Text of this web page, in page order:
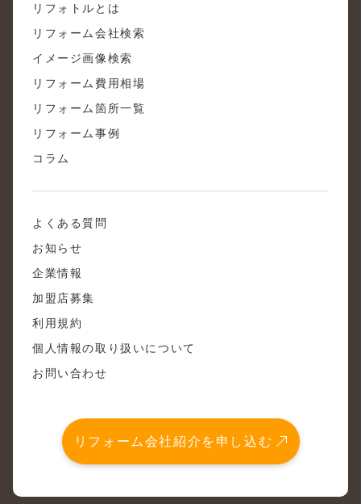
リフォトルとは
リフォーム会社検索
イメージ画像検索
リフォーム費用相場
リフォーム箇所一覧
リフォーム事例
コラム
よくある質問
お知らせ
企業情報
加盟店募集
利用規約
個人情報の取り扱いについて
お問い合わせ
リフォーム会社紹介を申し込む